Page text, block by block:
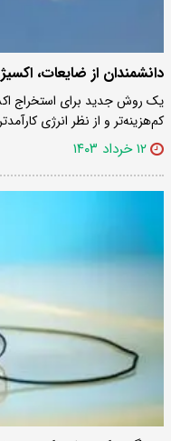
دانشمندان از ضایعات،
یک روش جدید برای استخراج
کم‌هزینه‌تر و از نظر انرژی
۱۲ خرداد ۱۴۰۳